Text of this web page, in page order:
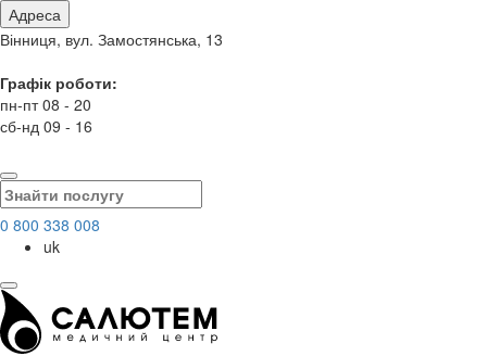
Адреса
Вінниця, вул. Замостянська, 13
Графік роботи:
пн-пт 08 - 20
сб-нд 09 - 16
0 800 338 008
uk